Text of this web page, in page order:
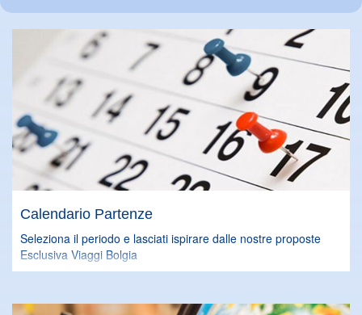
Calendario Partenze
Seleziona il periodo e lasciati ispirare dalle nostre proposte
Esclusiva Viaggi Bolgia